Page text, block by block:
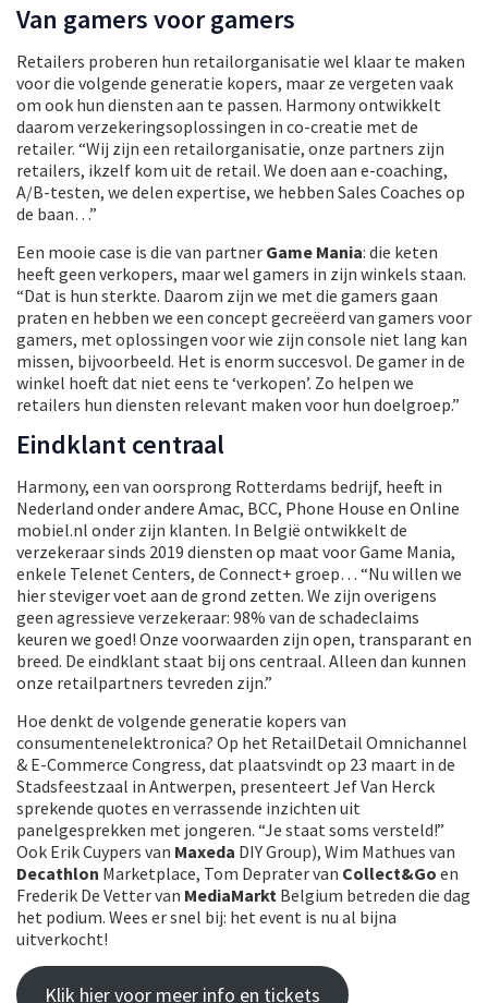
Van gamers voor gamers
Retailers proberen hun retailorganisatie wel klaar te maken
voor die volgende generatie kopers, maar ze vergeten vaak
om ook hun diensten aan te passen. Harmony ontwikkelt
daarom verzekeringsoplossingen in co-creatie met de
retailer. “Wij zijn een retailorganisatie, onze partners zijn
retailers, ikzelf kom uit de retail. We doen aan e-coaching,
A/B-testen, we delen expertise, we hebben Sales Coaches op
de baan…”
Een mooie case is die van partner Game Mania: die keten
heeft geen verkopers, maar wel gamers in zijn winkels staan.
“Dat is hun sterkte. Daarom zijn we met die gamers gaan
praten en hebben we een concept gecreëerd van gamers voor
gamers, met oplossingen voor wie zijn console niet lang kan
missen, bijvoorbeeld. Het is enorm succesvol. De gamer in de
winkel hoeft dat niet eens te ‘verkopen’. Zo helpen we
retailers hun diensten relevant maken voor hun doelgroep.”
Eindklant centraal
Harmony, een van oorsprong Rotterdams bedrijf, heeft in
Nederland onder andere Amac, BCC, Phone House en Online
mobiel.nl onder zijn klanten. In België ontwikkelt de
verzekeraar sinds 2019 diensten op maat voor Game Mania,
enkele Telenet Centers, de Connect+ groep… “Nu willen we
hier steviger voet aan de grond zetten. We zijn overigens
geen agressieve verzekeraar: 98% van de schadeclaims
keuren we goed! Onze voorwaarden zijn open, transparant en
breed. De eindklant staat bij ons centraal. Alleen dan kunnen
onze retailpartners tevreden zijn.”
Hoe denkt de volgende generatie kopers van
consumentenelektronica? Op het RetailDetail Omnichannel
& E-Commerce Congress, dat plaatsvindt op 23 maart in de
Stadsfeestzaal in Antwerpen, presenteert Jef Van Herck
sprekende quotes en verrassende inzichten uit
panelgesprekken met jongeren. “Je staat soms versteld!”
Ook Erik Cuypers van Maxeda DIY Group), Wim Mathues van
Decathlon Marketplace, Tom Deprater van Collect&Go en
Frederik De Vetter van MediaMarkt Belgium betreden die dag
het podium. Wees er snel bij: het event is nu al bijna
uitverkocht!
Klik hier voor meer info en tickets